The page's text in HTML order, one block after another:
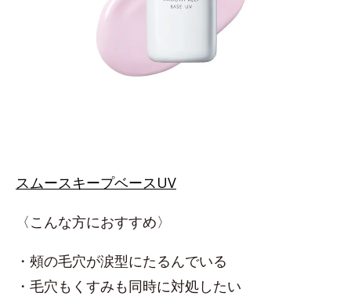
スムースキープベースUV
〈こんな方におすすめ〉
・頰の毛穴が涙型にたるんでいる
・毛穴もくすみも同時に対処したい